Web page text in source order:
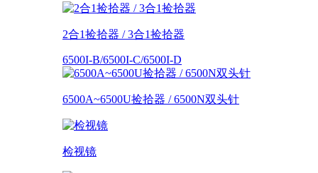
2合1捡拾器 / 3合1捡拾器
6500I-B/6500I-C/6500I-D
6500A~6500U捡拾器 / 6500N双头针
检视镜